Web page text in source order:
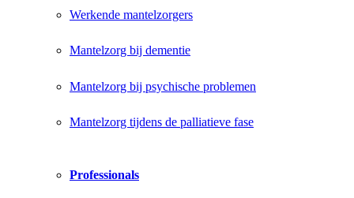
Werkende mantelzorgers
Mantelzorg bij dementie
Mantelzorg bij psychische problemen
Mantelzorg tijdens de palliatieve fase
Professionals